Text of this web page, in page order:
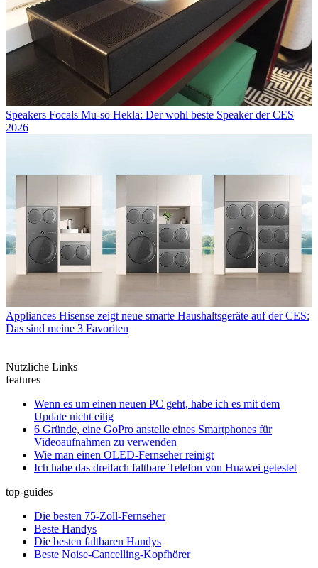
Speakers Focals Mu-so Hekla: Der wohl beste Speaker der CES
2026
Appliances Hisense zeigt neue smarte Haushaltsgeräte auf der CES:
Das sind meine 3 Favoriten
Nützliche Links
features
Wenn es um einen neuen PC geht, habe ich es mit dem
Update nicht eilig
6 Gründe, eine GoPro anstelle eines Smartphones für
Videoaufnahmen zu verwenden
Wie man einen OLED-Fernseher reinigt
Ich habe das dreifach faltbare Telefon von Huawei getestet
top-guides
Die besten 75-Zoll-Fernseher
Beste Handys
Die besten faltbaren Handys
Beste Noise-Cancelling-Kopfhörer